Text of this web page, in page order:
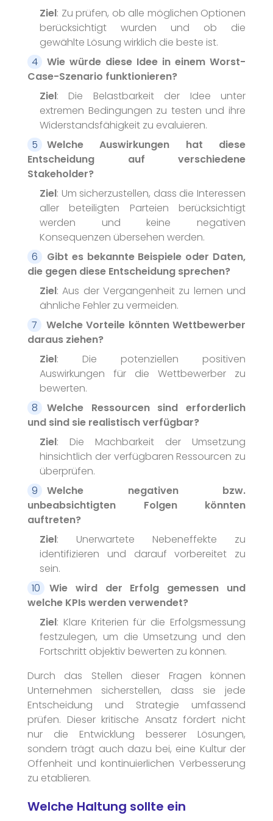
Ziel: Zu prüfen, ob alle möglichen Optionen
berücksichtigt wurden und ob die
gewählte Lösung wirklich die beste ist.
Wie würde diese Idee in einem Worst-
Case-Szenario funktionieren?
Ziel: Die Belastbarkeit der Idee unter
extremen Bedingungen zu testen und ihre
Widerstandsfähigkeit zu evaluieren.
Welche Auswirkungen hat diese
Entscheidung auf verschiedene
Stakeholder?
Ziel: Um sicherzustellen, dass die Interessen
aller beteiligten Parteien berücksichtigt
werden und keine negativen
Konsequenzen übersehen werden.
Gibt es bekannte Beispiele oder Daten,
die gegen diese Entscheidung sprechen?
Ziel: Aus der Vergangenheit zu lernen und
ähnliche Fehler zu vermeiden.
Welche Vorteile könnten Wettbewerber
daraus ziehen?
Ziel: Die potenziellen positiven
Auswirkungen für die Wettbewerber zu
bewerten.
Welche Ressourcen sind erforderlich
und sind sie realistisch verfügbar?
Ziel: Die Machbarkeit der Umsetzung
hinsichtlich der verfügbaren Ressourcen zu
überprüfen.
Welche negativen bzw.
unbeabsichtigten Folgen könnten
auftreten?
Ziel: Unerwartete Nebeneffekte zu
identifizieren und darauf vorbereitet zu
sein.
Wie wird der Erfolg gemessen und
welche KPIs werden verwendet?
Ziel: Klare Kriterien für die Erfolgsmessung
festzulegen, um die Umsetzung und den
Fortschritt objektiv bewerten zu können.
Durch das Stellen dieser Fragen können
Unternehmen sicherstellen, dass sie jede
Entscheidung und Strategie umfassend
prüfen. Dieser kritische Ansatz fördert nicht
nur die Entwicklung besserer Lösungen,
sondern trägt auch dazu bei, eine Kultur der
Offenheit und kontinuierlichen Verbesserung
zu etablieren.
Welche Haltung sollte ein